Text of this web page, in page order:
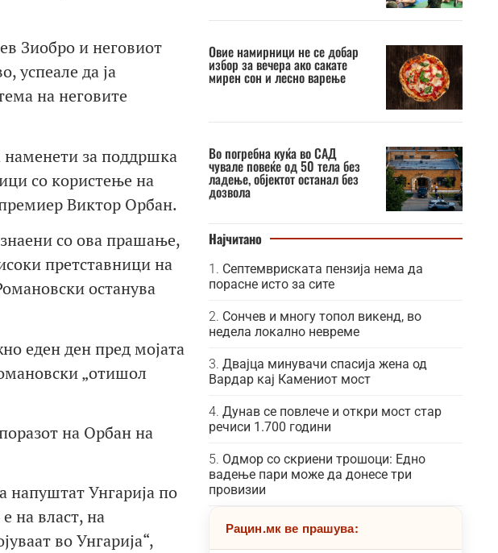
Зиобро и неговиот
успеале да ја
на неговите
наменети за поддршка
со користење на
Виктор Орбан.
со ова прашање,
претставници на
останува
еден ден пред мојата
„отишол
на Орбан на
напуштат Унгарија по
на власт, на
во Унгарија“,
Овие намирници не се добар
избор за вечера ако сакате
мирен сон и лесно варење
Во погребна куќа во САД
чувале повеќе од 50 тела без
ладење, објектот останал без
дозвола
Најчитано
Септемвриската пензија нема да
порасне исто за сите
Сончев и многу топол викенд, во
недела локално невреме
Двајца минувачи спасија жена од
Вардар кај Камениот мост
Дунав се повлече и откри мост стар
речиси 1.700 години
Одмор со скриени трошоци: Едно
вадење пари може да донесе три
провизии
Рацин.мк ве прашува: